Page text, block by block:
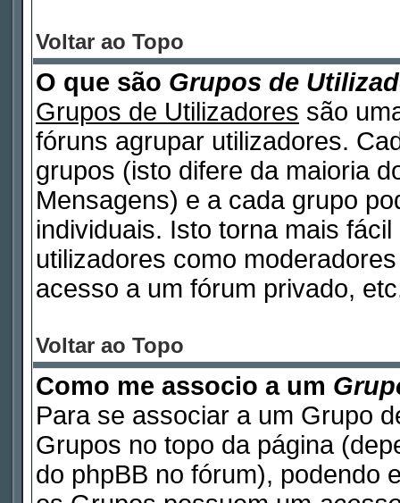
Voltar ao Topo
O que são Grupos de
Grupos de Utilizadores são
fóruns agrupar utilizadores.
grupos (isto difere da maioria
Mensagens) e a cada grupo
individuais. Isto torna mais
utilizadores como
acesso a um fórum privado,
Voltar ao Topo
Como me associo a um
Para se associar a um Grupo
Grupos no topo da página
do phpBB no fórum), podendo